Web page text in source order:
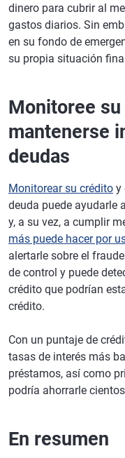
dinero para cubrir al
gastos diarios. Sin
en su fondo de
su propia situación
Monitoree
mantenerse
deudas
Monitorear su crédito y
deuda puede ayudarle
y, a su vez, a cumplir
más puede hacer por
alertarle sobre el
de control y puede
crédito que podrían
crédito.
Con un puntaje de
tasas de interés más
préstamos, así como
podría ahorrarle
En resumen